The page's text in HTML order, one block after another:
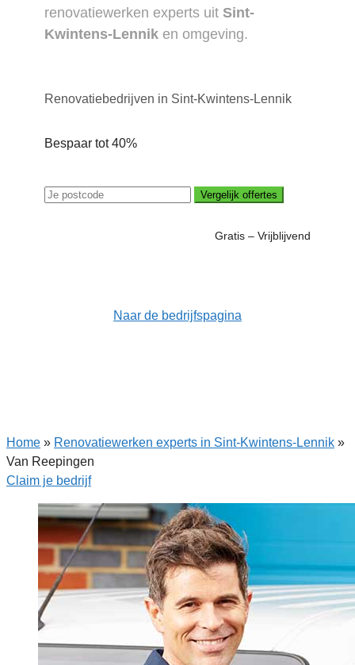
renovatiewerken experts uit Sint-
Kwintens-Lennik en omgeving.
Renovatiebedrijven in Sint-Kwintens-Lennik
Bespaar tot 40%
Vergelijk offertes
Gratis – Vrijblijvend
Naar de bedrijfspagina
Home » Renovatiewerken experts in Sint-Kwintens-Lennik »
Van Reepingen
Claim je bedrijf